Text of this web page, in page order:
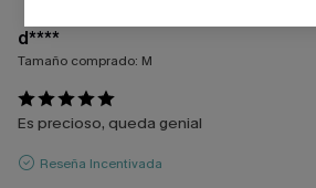
d****
Tamaño comprado: M
Es precioso, queda genial
Reseña Incentivada